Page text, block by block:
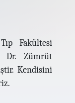
Fakültesi
Dr. Zümrüt
Kendisini